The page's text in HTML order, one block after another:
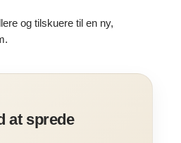
og tilskuere til en ny,
at sprede